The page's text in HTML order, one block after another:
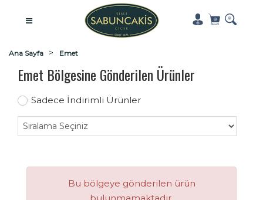
Ana Sayfa Emet
Emet Bölgesine Gönderilen Ürünler
Sadece İndirimli Ürünler
Bu bölgeye gönderilen ürün